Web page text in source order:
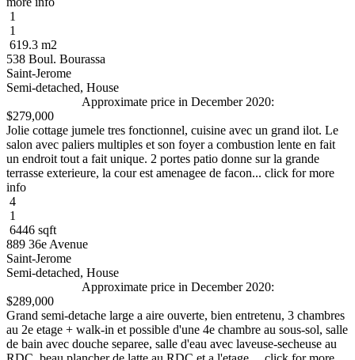
1
1
619.3 m2
538 Boul. Bourassa
Saint-Jerome
Semi-detached, House
Approximate price in December 2020:
$279,000
Jolie cottage jumele tres fonctionnel, cuisine avec un grand ilot. Le
salon avec paliers multiples et son foyer a combustion lente en fait
un endroit tout a fait unique. 2 portes patio donne sur la grande
terrasse exterieure, la cour est amenagee de facon... click for more
info
4
1
6446 sqft
889 36e Avenue
Saint-Jerome
Semi-detached, House
Approximate price in December 2020:
$289,000
Grand semi-detache large a aire ouverte, bien entretenu, 3 chambres
au 2e etage + walk-in et possible d'une 4e chambre au sous-sol, salle
de bain avec douche separee, salle d'eau avec laveuse-secheuse au